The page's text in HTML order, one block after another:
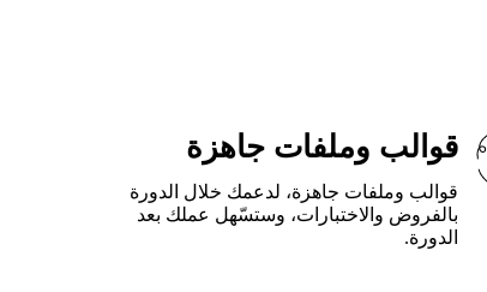
قوالب وملفات جاهزة
قوالب وملفات جاهزة، لدعمك خلال الدورة
بالفروض والاختبارات، وستسّهل عملك بعد
الدورة.